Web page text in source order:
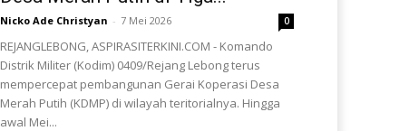
Nicko Ade Christyan - 7 Mei 2026 0
REJANGLEBONG, ASPIRASITERKINI.COM - Komando
Distrik Militer (Kodim) 0409/Rejang Lebong terus
mempercepat pembangunan Gerai Koperasi Desa
Merah Putih (KDMP) di wilayah teritorialnya. Hingga
awal Mei...